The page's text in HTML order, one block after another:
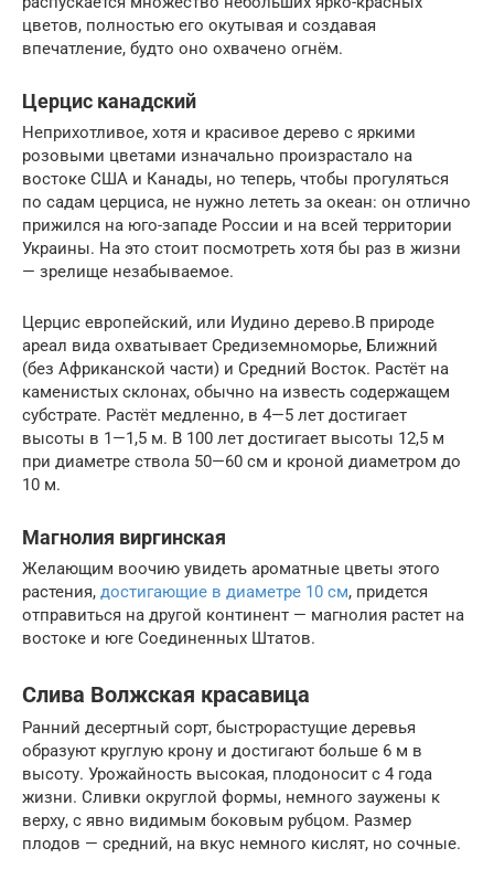
цветов, полностью его окутывая и создавая
впечатление, будто оно охвачено огнём.
Церцис канадский
Неприхотливое, хотя и красивое дерево с яркими
розовыми цветами изначально произрастало на
востоке США и Канады, но теперь, чтобы прогуляться
по садам церциса, не нужно лететь за океан: он отлично
прижился на юго-западе России и на всей территории
Украины. На это стоит посмотреть хотя бы раз в жизни
— зрелище незабываемое.
Церцис европейский, или Иудино дерево.В природе
ареал вида охватывает Средиземноморье, Ближний
(без Африканской части) и Средний Восток. Растёт на
каменистых склонах, обычно на известь содержащем
субстрате. Растёт медленно, в 4—5 лет достигает
высоты в 1—1,5 м. В 100 лет достигает высоты 12,5 м
при диаметре ствола 50—60 см и кроной диаметром до
10 м.
Магнолия виргинская
Желающим воочию увидеть ароматные цветы этого
растения, достигающие в диаметре 10 см, придется
отправиться на другой континент — магнолия растет на
востоке и юге Соединенных Штатов.
Слива Волжская красавица
Ранний десертный сорт, быстрорастущие деревья
образуют круглую крону и достигают больше 6 м в
высоту. Урожайность высокая, плодоносит с 4 года
жизни. Сливки округлой формы, немного заужены к
верху, с явно видимым боковым рубцом. Размер
плодов — средний, на вкус немного кислят, но сочные.